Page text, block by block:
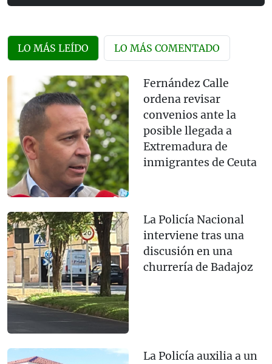
LO MÁS LEÍDO LO MÁS COMENTADO
Fernández Calle
ordena revisar
convenios ante la
posible llegada a
Extremadura de
inmigrantes de Ceuta
La Policía Nacional
interviene tras una
discusión en una
churrería de Badajoz
La Policía auxilia a un